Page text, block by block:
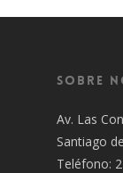
Sobre
Av. Las
Santiago
Teléfono: